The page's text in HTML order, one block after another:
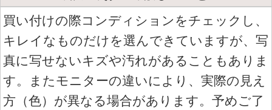
買い付けの際コンディションをチェックし、
キレイなものだけを選んできていますが、写
真に写せないキズや汚れがあることもありま
す。またモニターの違いにより、実際の見え
方（色）が異なる場合があります。予めご了